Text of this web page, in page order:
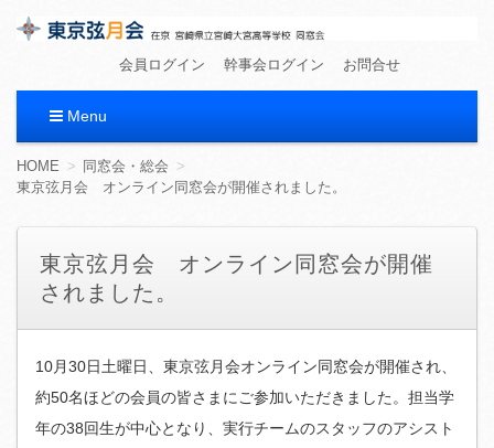
東京弦月会
在京 宮崎県立宮崎大宮高等学校 同窓会
会員ログイン 幹事会ログイン お問合せ
Menu
コ
ン
へ
移
HOME
同窓会・総会
東京弦月会 オンライン同窓会が開催されました。
東京弦月会 オンライン同窓会が開催
されました。
10月30日土曜日、東京弦月会オンライン同窓会が開催され、
約50名ほどの会員の皆さまにご参加いただきました。担当学
年の38回生が中心となり、実行チームのスタッフのアシスト